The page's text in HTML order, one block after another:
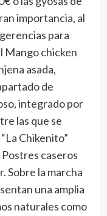
importancia, al
para
Mango chicken
asada,
de
integrado por
las que se
Chikenito”
Postres caseros
Sobre la marcha
una amplia
naturales como